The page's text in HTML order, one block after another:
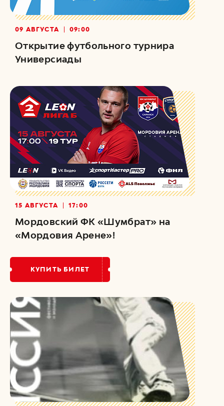
09 АВГУСТА 09:00
Открытие футбольного турнира
Универсиады
15 АВГУСТА 17:00
Мордовский ФК «Шумбрат» на
«Мордовия Арене»!
КУПИТЬ БИЛЕТ